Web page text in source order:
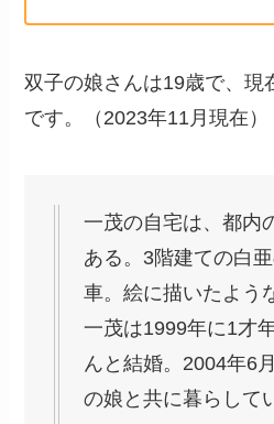
双子の娘さんは19歳で、現
です。（2023年11月現在）
一茂の自宅は、都内
ある。3階建ての白
車。絵に描いたよう
一茂は1999年に1才
んと結婚。2004年6
の娘と共に暮らして